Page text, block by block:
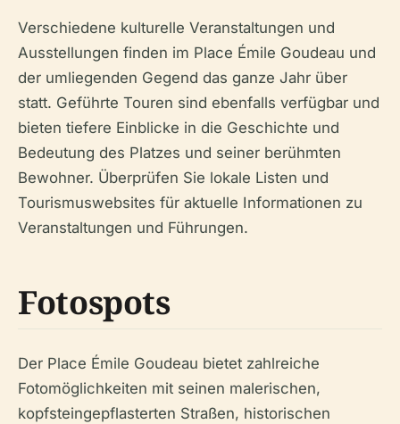
Verschiedene kulturelle Veranstaltungen und
Ausstellungen finden im Place Émile Goudeau und
der umliegenden Gegend das ganze Jahr über
statt. Geführte Touren sind ebenfalls verfügbar und
bieten tiefere Einblicke in die Geschichte und
Bedeutung des Platzes und seiner berühmten
Bewohner. Überprüfen Sie lokale Listen und
Tourismuswebsites für aktuelle Informationen zu
Veranstaltungen und Führungen.
Fotospots
Der Place Émile Goudeau bietet zahlreiche
Fotomöglichkeiten mit seinen malerischen,
kopfsteingepflasterten Straßen, historischen